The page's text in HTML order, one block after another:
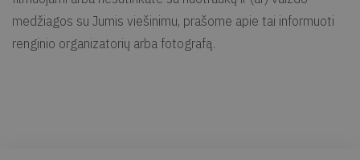
medžiagos su Jumis viešinimu, prašome apie tai informuoti
renginio organizatorių arba fotografą.